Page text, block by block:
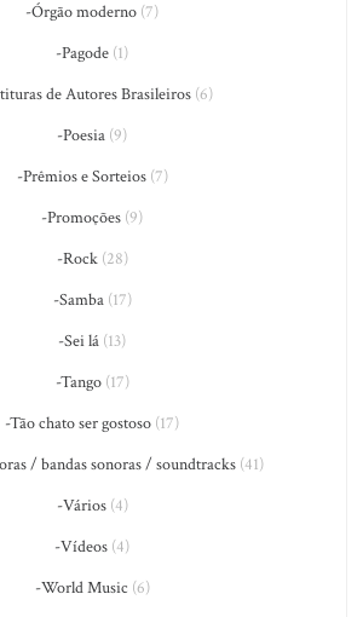
-Órgão moderno (7)
-Pagode (1)
de Autores Brasileiros(6)
-Poesia (9)
-Prêmios e Sorteios(7)
-Promoções (9)
-Rock(28)
-Samba(17)
-Sei lá (13)
-Tango(17)
-Tão chato ser gostoso (17)
/ bandas sonoras / soundtracks(41)
-Vários(4)
-Vídeos (4)
-World Music (6)